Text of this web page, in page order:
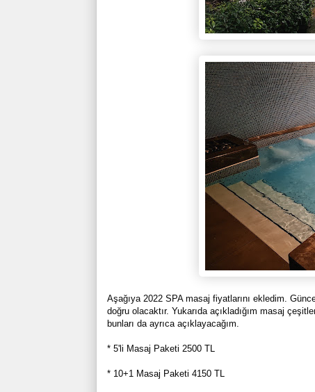
Aşağıya 2022 SPA masaj fiyatlarını ekledim.
doğru olacaktır. Yukarıda açıkladığım masaj
bunları da ayrıca açıklayacağım.
* 5'li Masaj Paketi 2500 TL
* 10+1 Masaj Paketi 4150 TL